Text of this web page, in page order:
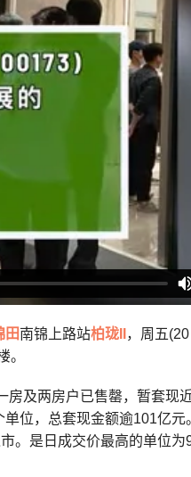
田南锦上路站柏珑II ，周五
。
及两房户已售罄，暂套现
位，总套现金额逾101亿元
。是日成交价最高的单位为